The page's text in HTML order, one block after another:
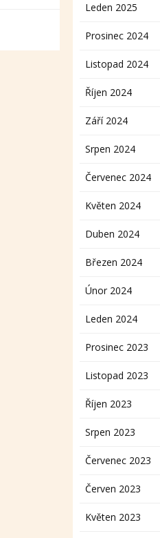
Leden 2025
Prosinec 2024
Listopad 2024
Říjen 2024
Září 2024
Srpen 2024
Červenec 2024
Květen 2024
Duben 2024
Březen 2024
Únor 2024
Leden 2024
Prosinec 2023
Listopad 2023
Říjen 2023
Srpen 2023
Červenec 2023
Červen 2023
Květen 2023